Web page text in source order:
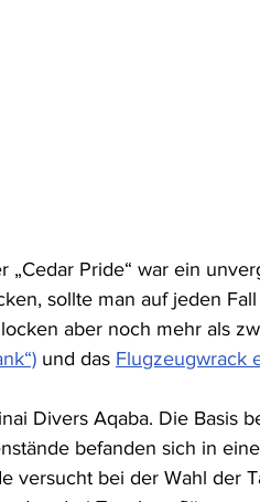
„Cedar Pride“ war ein
sollte man auf jeden
aber noch mehr als
und das Flugzeugwrack
Divers Aqaba. Die Basis
befanden sich in
versucht bei der Wahl der